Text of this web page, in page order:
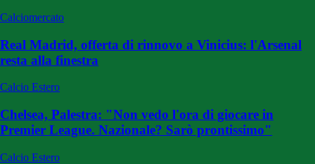
Calciomercato
Real Madrid, offerta di rinnovo a Vinicius: l'Arsenal
resta alla finestra
Calcio Estero
Chelsea, Palestra: "Non vedo l'ora di giocare in
Premier League. Nazionale? Sarò prontissimo"
Calcio Estero